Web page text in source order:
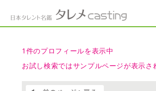
1件のプロフィールを表示中
お試し検索ではサンプルページが表示さ